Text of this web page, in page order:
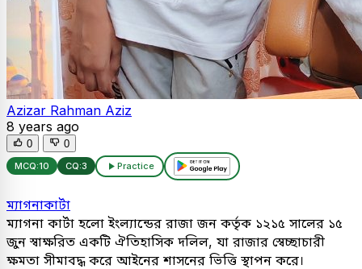
Azizar Rahman Aziz
8 years ago
0 0
MCQ:10 CQ:3 Practice
ম্যাগনাকার্টা
ম্যাগনা কার্টা হলো ইংল্যান্ডের রাজা জন কর্তৃক ১২১৫ সালের ১৫
জুন স্বাক্ষরিত একটি ঐতিহাসিক দলিল, যা রাজার স্বেচ্ছাচারী
ক্ষমতা সীমাবদ্ধ করে আইনের শাসনের ভিত্তি স্থাপন করে।